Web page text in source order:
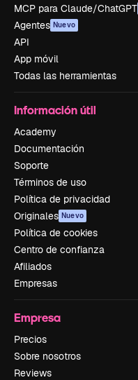
MCP para Claude/ChatGPT
Agentes Nuevo
API
App móvil
Todas las herramientas
Información útil
Academy
Documentación
Soporte
Términos de uso
Política de privacidad
Originales Nuevo
Política de cookies
Centro de confianza
Afiliados
Empresas
Empresa
Precios
Sobre nosotros
Reviews